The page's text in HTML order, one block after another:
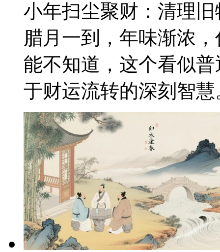
小年扫尘聚财：清理
腊月一到，年味渐浓
能不知道，这个看似
于财运流转的深刻智